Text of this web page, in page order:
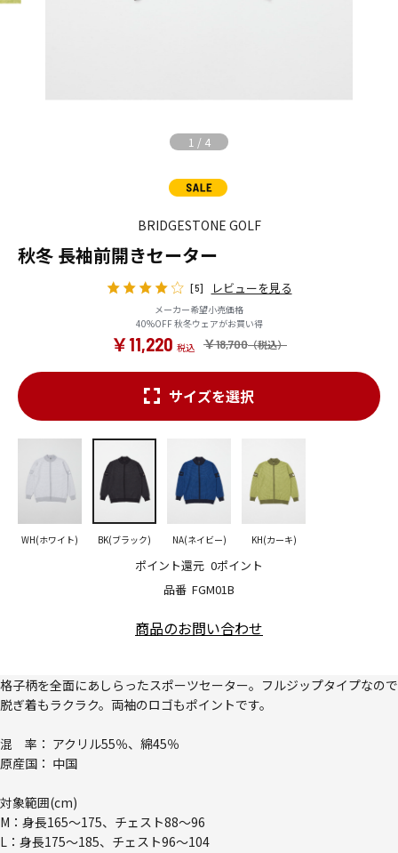
1 / 4
BRIDGESTONE GOLF
秋冬 長袖前開きセーター
[5] レビューを見る
メーカー希望小売価格
40%OFF 秋冬ウェアがお買い得
￥18,700
￥11,220
品番 FGM01B
ポイント還元 0ポイント
サイズを選択
WH(ホワイト) BK(ブラック) NA(ネイビー) KH(カーキ)
商品のお問い合わせ
格子柄を全面にあしらったスポーツセーター。フルジップタイプなので
脱ぎ着もラクラク。両袖のロゴもポイントです。
混 率： アクリル55％、綿45％
原産国： 中国
対象範囲(cm)
M：身長165～175、チェスト88～96
L：身長175～185、チェスト96～104